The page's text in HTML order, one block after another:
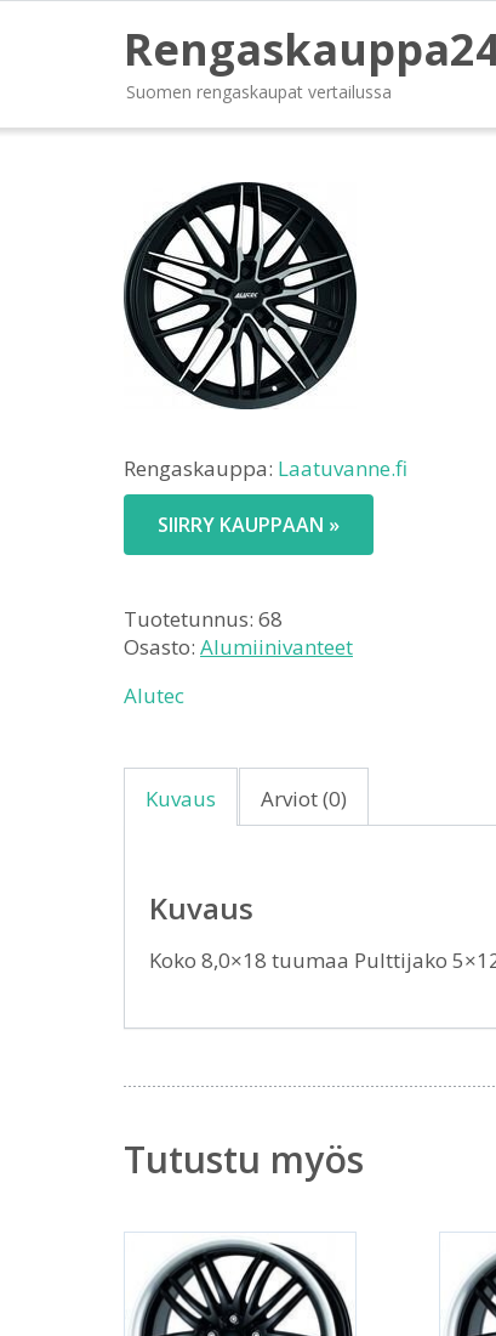
Suomen rengaskaupat vertailussa
Rengaskauppa: Laatuvanne.fi
SIIRRY KAUPPAAN »
Tuotetunnus: 68
Osasto: Alumiinivanteet
Alutec
Kuvaus Arviot (0)
Kuvaus
Koko 8,0×18 tuumaa Pulttijako
Tutustu myös